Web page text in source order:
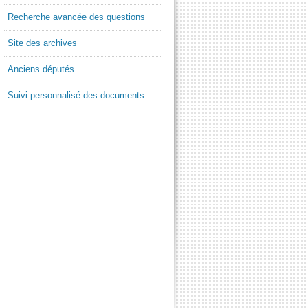
Recherche avancée des questions
Site des archives
Anciens députés
Suivi personnalisé des documents